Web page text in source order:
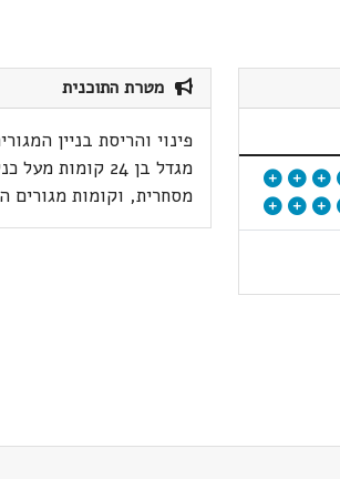
מטרת התוכנית
פינוי והריסת בניין
מגדל בן 24
מסחרית, וקומות מגורים המכילות 114